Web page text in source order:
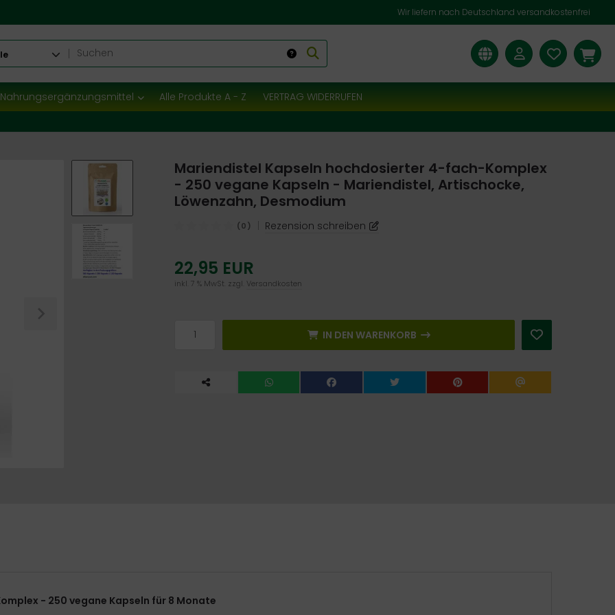
Wir liefern nach Deutschland versandkostenfrei
Nahrungsergänzungsmittel Alle Produkte A - Z VERTRAG WIDERRUFEN
Mariendistel Kapseln hochdosierter 4-fach-Komplex
- 250 vegane Kapseln - Mariendistel, Artischocke,
Löwenzahn, Desmodium
(0) Rezension schreiben
22,95 EUR
inkl. 7 % MwSt. zzgl. Versandkosten
IN DEN WARENKORB
- 250 vegane Kapseln für 8 Monate